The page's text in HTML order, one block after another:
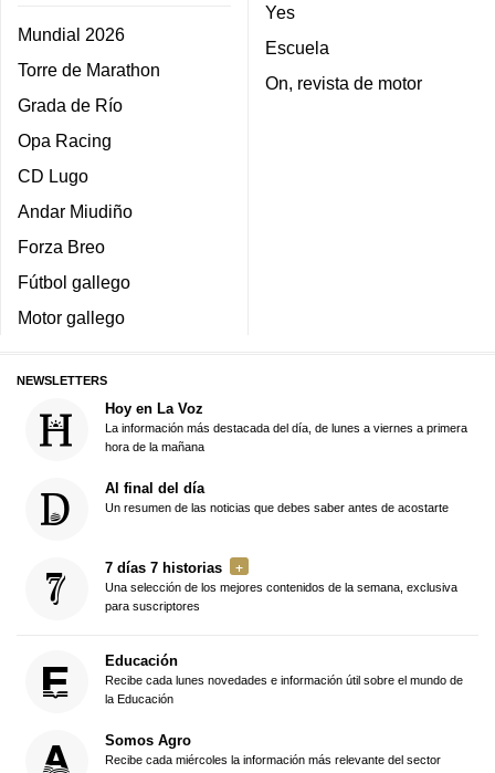
Mundial 2026
Torre de Marathon
Grada de Río
Opa Racing
CD Lugo
Andar Miudiño
Forza Breo
Fútbol gallego
Motor gallego
Yes
Escuela
On, revista de motor
NEWSLETTERS
Hoy en La Voz
La información más destacada del día, de lunes a viernes a primera
hora de la mañana
Al final del día
Un resumen de las noticias que debes saber antes de acostarte
7 días 7 historias
Una selección de los mejores contenidos de la semana, exclusiva
para suscriptores
Educación
Recibe cada lunes novedades e información útil sobre el mundo de
la Educación
Somos Agro
Recibe cada miércoles la información más relevante del sector